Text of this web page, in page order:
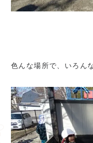
色んな場所で、いろん